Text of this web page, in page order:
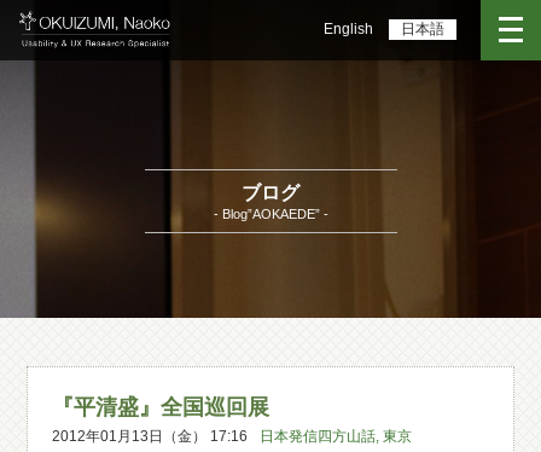
English 日本語
ブログ
- Blog”AOKAEDE” -
『平清盛』全国巡回展
2012年01月13日（金） 17:16 日本発信四方山話,東京